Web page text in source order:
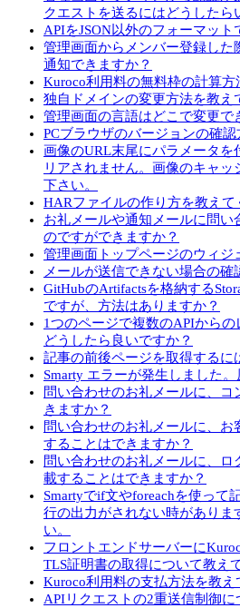
クエストを送るにはどうしたら
APIをJSON以外のフォーマット
管理画面からメンバー登録した
通知できますか？
Kuroco利用料の無料枠の計算
独自ドメインの変更方法を教え
管理画面の言語はどこで変更で
PCブラウザのバージョンの確
画像のURL末尾にパラメータを
リアされません。画像のキャッ
下さい。
HARファイルの作り方を教えて
お礼メールや通知メールに問い
のですができますか？
管理画面トップページのウィジ
メールが送信できない場合の確
GitHubのArtifactsを格納する
ですが、方法はありますか？
1つのページで複数のAPIから
どうしたら良いですか？
記事の前後ページを取得するに
Smarty エラーが発生しました。
問い合わせのお礼メールに、
きますか？
問い合わせのお礼メールに、
することはできますか？
問い合わせのお礼メールに、
載することはできますか？
Smartyでif文やforeachを使って
行の出力がされない時がありま
い。
フロントエンドサーバーに
TLS証明書の取得について教え
Kuroco利用料の支払方法を教え
APIリクエストの2重送信制御に